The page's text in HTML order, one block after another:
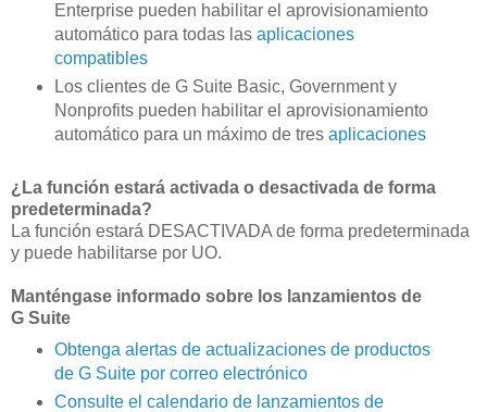
Enterprise pueden habilitar el aprovisionamiento
automático para todas las aplicaciones
compatibles
Los clientes de G Suite Basic, Government y
Nonprofits pueden habilitar el aprovisionamiento
automático para un máximo de tres aplicaciones
¿La función estará activada o desactivada de forma
predeterminada?
La función estará DESACTIVADA de forma predeterminada
y puede habilitarse por UO.
Manténgase informado sobre los lanzamientos de
G Suite
Obtenga alertas de actualizaciones de productos
de G Suite por correo electrónico
Consulte el calendario de lanzamientos de